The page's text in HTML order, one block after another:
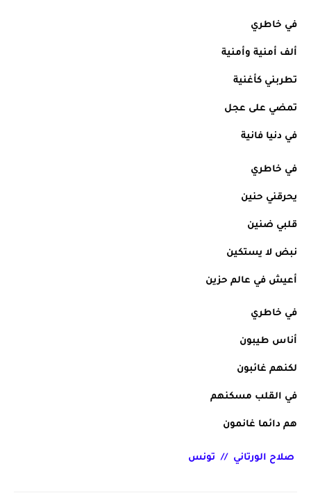
في خاطري
ألف أمنية وأمنية
تطربني كأغنية
تمضي على عجل
في دنيا فانية
في خاطري
يحرقني حنين
قلبي ضنين
نبض لا يستكين
أعيش في عالم حزين
في خاطري
أناس طيبون
لكنهم غائبون
في القلب مسكنهم
هم دائما غانمون